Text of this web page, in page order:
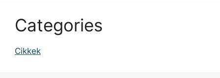
Categories
Cikkek